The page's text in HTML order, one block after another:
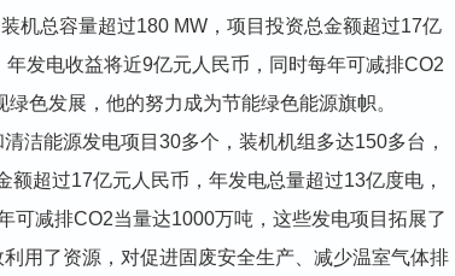
机总容量超过180 MW，项目投资总金额超过17亿
发电收益将近9亿元人民币，同时每年可减排CO2
色发展，他的努力成为节能绿色能源旗帜。
洁能源发电项目30多个，装机机组多达150多台，
超过17亿元人民币，年发电总量超过13亿度电，
可减排CO2当量达1000万吨，这些发电项目拓展了
用了资源，对促进固废安全生产、减少温室气体排